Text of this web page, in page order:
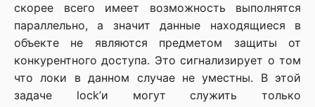
скорее всего имеет возможность выполнятся
параллельно, а значит данные находящиеся в
объекте не являются предметом защиты от
конкурентного доступа. Это сигнализирует о том
что локи в данном случае не уместны. В этой
задаче lock’и могут служить только